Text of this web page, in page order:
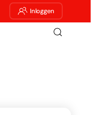
Inloggen